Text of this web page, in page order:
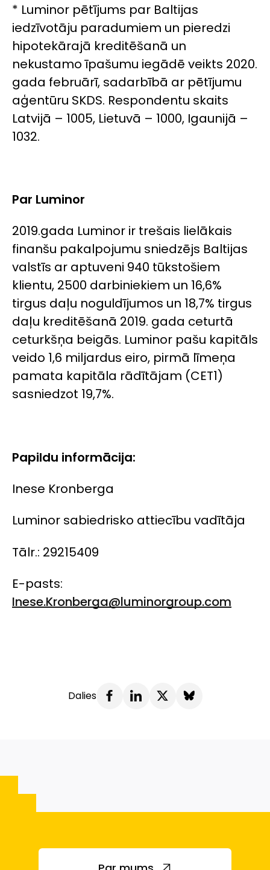
* Luminor pētījums par Baltijas
iedzīvotāju paradumiem un pieredzi
hipotekārajā kreditēšanā un
nekustamo īpašumu iegādē veikts 2020.
gada februārī, sadarbībā ar pētījumu
aģentūru SKDS. Respondentu skaits
Latvijā – 1005, Lietuvā – 1000, Igaunijā –
1032.
Par Luminor
2019.gada Luminor ir trešais lielākais
finanšu pakalpojumu sniedzējs Baltijas
valstīs ar aptuveni 940 tūkstošiem
klientu, 2500 darbiniekiem un 16,6%
tirgus daļu noguldījumos un 18,7% tirgus
daļu kreditēšanā 2019. gada ceturtā
ceturkšņa beigās. Luminor pašu kapitāls
veido 1,6 miljardus eiro, pirmā līmeņa
pamata kapitāla rādītājam (CET1)
sasniedzot 19,7%.
Papildu informācija:
Inese Kronberga
Luminor sabiedrisko attiecību vadītāja
Tālr.: 29215409
E-pasts:
Inese.Kronberga@luminorgroup.com
Dalies